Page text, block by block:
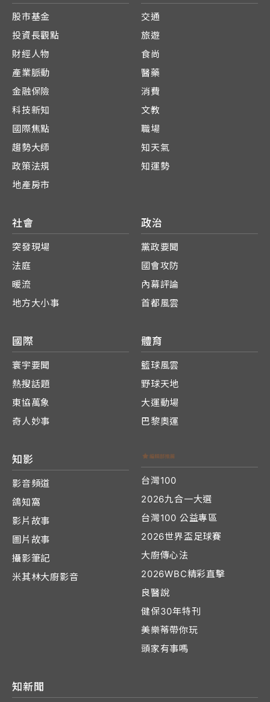
股市基金
投資長觀點
財經人物
產業脈動
金融保險
科技新知
國際焦點
趨勢大師
政策法規
地產房市
交通
旅遊
食尚
醫藥
消費
文教
職場
知天氣
知運勢
社會
突發現場
法庭
暖流
地方大小事
政治
黨政要聞
國會攻防
內幕評論
首都風雲
國際
寰宇要聞
熱搜話題
東協萬象
奇人妙事
體育
籃球風雲
野球天地
大運動場
巴黎奧運
知影
影音頻道
鴿知窩
影片故事
圖片故事
攝影筆記
米其林大廚影音
台灣100
2026九合一大選
台灣100 公益專區
2026世界盃足球賽
大廚傳心法
2026WBC精彩直擊
良醫說
健保30年特刊
美樂蒂帶你玩
頭家有事嗎
知新聞